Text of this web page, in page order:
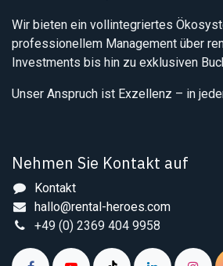
Wir bieten ein vollintegriertes
professionellem Management über
Investments bis hin zu exklusiven
Unser Anspruch ist Exzellenz – in
Nehmen Sie Kontakt auf
Kontakt
hallo@rental-heroes.com
+49 (0) 2369 404 9958